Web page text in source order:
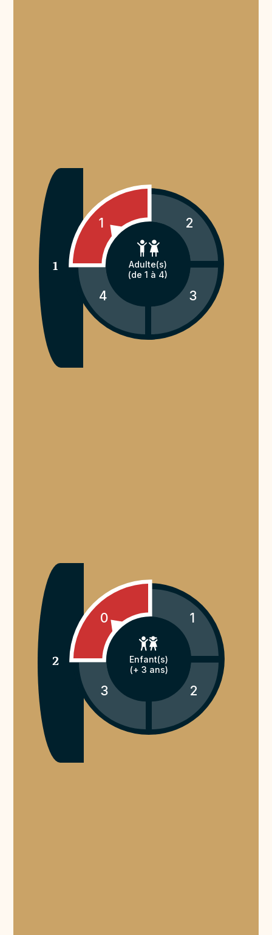
1
1 2
3
4
Adulte(s)
(de 1 à 4)
2
0 1
2
3
Enfant(s)
(+ 3 ans)